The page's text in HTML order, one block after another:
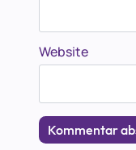
Website